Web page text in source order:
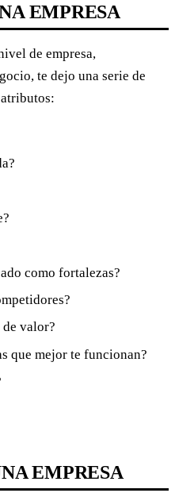
EMPRESA
de empresa,
te dejo una serie de
como fortalezas?
de valor?
que mejor te funcionan?
EMPRESA